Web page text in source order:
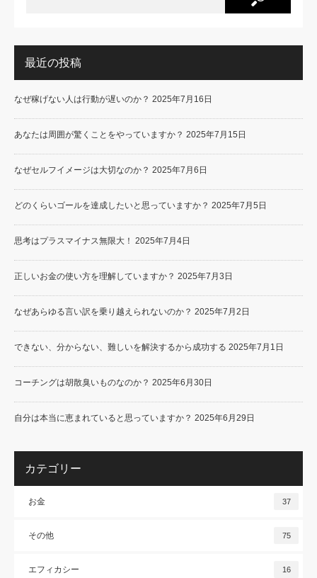
最近の投稿
なぜ稼げない人は行動が遅いのか？ 2025年7月16日
あなたは周囲が驚くことをやっていますか？ 2025年7月15日
なぜセルフイメージは大切なのか？ 2025年7月6日
どのくらいゴールを達成したいと思っていますか？ 2025年7月5日
思考はプラスマイナス無限大！ 2025年7月4日
正しいお金の使い方を理解していますか？ 2025年7月3日
なぜあらゆる言い訳を乗り越えられないのか？ 2025年7月2日
できない、分からない、難しいを解決するから成功する 2025年7月1日
コーチングは胡散臭いものなのか？ 2025年6月30日
自分は本当に恵まれていると思っていますか？ 2025年6月29日
カテゴリー
お金 37
その他 75
エフィカシー 16